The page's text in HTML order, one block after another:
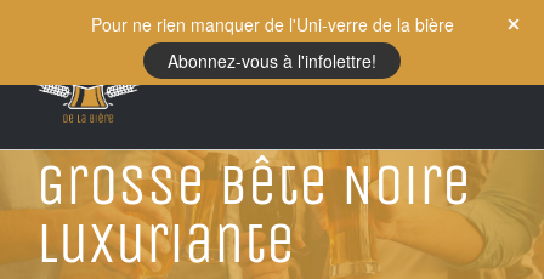
content
Grosse Bête Noire
Luxuriante
Pour ne rien manquer de l'Uni-verre de la bière
Abonnez-vous à l'infolettre!